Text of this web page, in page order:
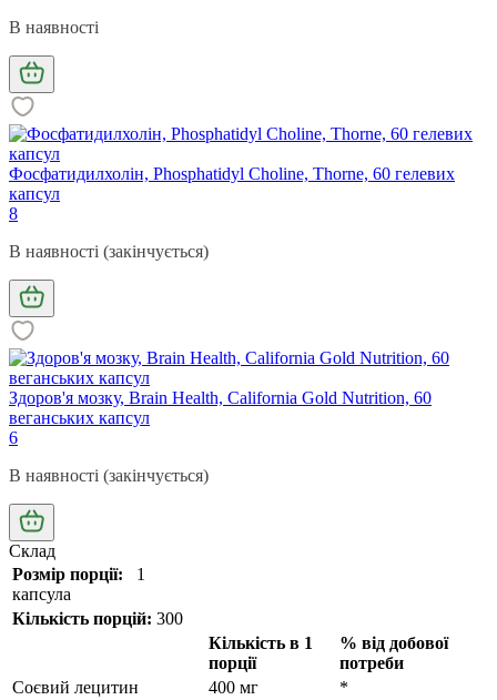
В наявності
Фосфатидилхолін, Phosphatidyl Choline, Thorne, 60 гелевих
капсул
8
В наявності (закінчується)
Здоров'я мозку, Brain Health, California Gold Nutrition, 60
веганських капсул
6
В наявності (закінчується)
Склад
Розмір порції:
1
капсула
Кількість порцій: 300
Кількість в 1
порції
% від добової
потреби
Соєвий лецитин
400 мг *